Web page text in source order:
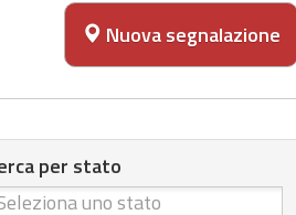
Nuova segnalazione
per stato
per stato